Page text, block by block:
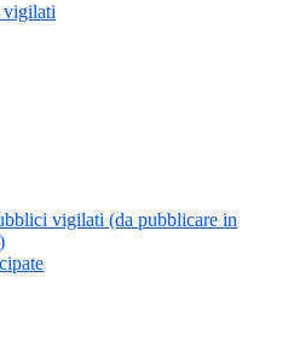
vigilati (da pubblicare in